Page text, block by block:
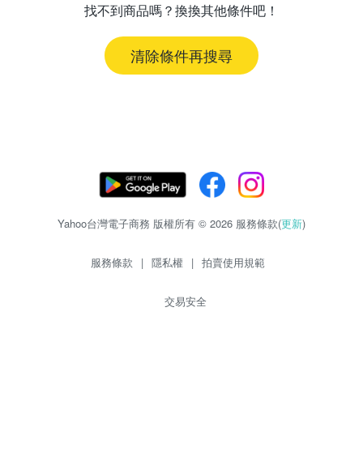
找不到商品嗎？換換其他條件吧！
清除條件再搜尋
Yahoo台灣電子商務 版權所有 © 2026 服務條款(更新)
服務條款 | 隱私權 | 拍賣使用規範
交易安全